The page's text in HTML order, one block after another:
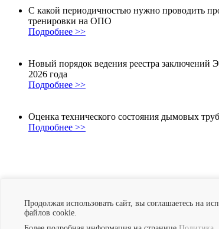
С какой периодичностью нужно проводить
тренировки на ОПО
Подробнее >>
Новый порядок ведения реестра заключений
2026 года
Подробнее >>
Оценка технического состояния дымовых
Подробнее >>
Нам доверяют
Продолжая использовать сайт, вы соглашаетесь на
файлов cookie.